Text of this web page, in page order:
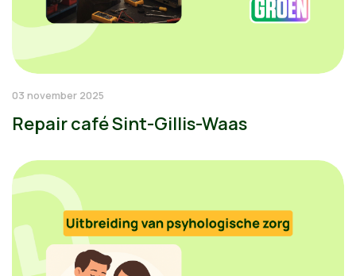
03 november 2025
Repair café Sint-Gillis-Waas